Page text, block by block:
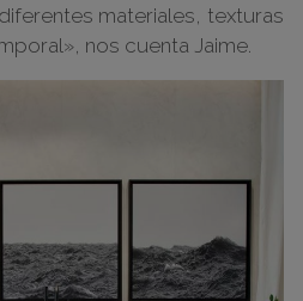
materiales, texturas
nos cuenta Jaime.